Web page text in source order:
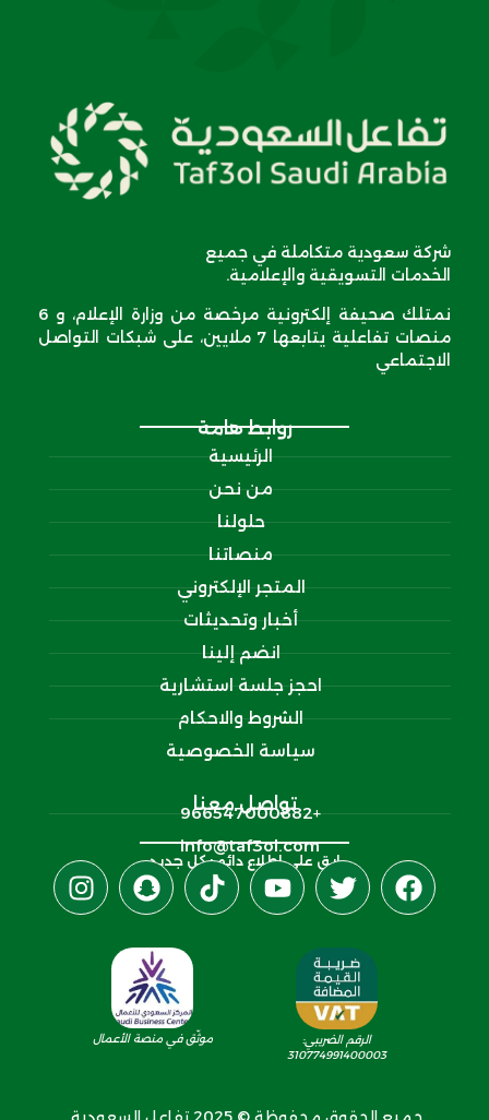
تواصل معنا
+966547000882‬
info@taf3ol.com
ابق على اطلاع دائم بكل جديد
الرقم الضريبي:
310774991400003
موثّق في منصة الأعمال
روابط هامة
الرئيسية
من نحن
حلولنا
منصاتنا
المتجر الإلكتروني
أخبار وتحديثات
انضم إلينا
احجز جلسة استشارية
الشروط والاحكام
سياسة الخصوصية
شركة سعودية متكاملة في جميع
الخدمات التسويقية والإعلامية.
نمتلك صحيفة إلكترونية مرخصة من وزارة الإعلام، و 6
منصات تفاعلية يتابعها 7 ملايين، على شبكات التواصل
الاجتماعي